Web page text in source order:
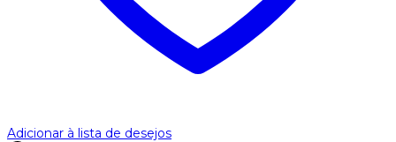
Adicionar à lista de desejos